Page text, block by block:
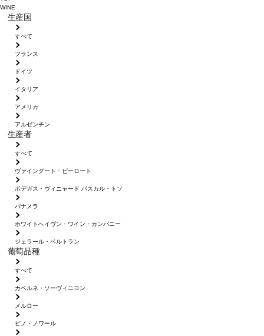
WINE
生産国
すべて
フランス
ドイツ
イタリア
アメリカ
アルゼンチン
生産者
すべて
ヴァイングート・ピーロート
ボデガス・ヴィニャード パスカル・トソ
パナメラ
ホワイトへイヴン・ワイン・カンパニー
ジェラール・ベルトラン
葡萄品種
すべて
カベルネ・ソーヴィニヨン
メルロー
ピノ・ノワール